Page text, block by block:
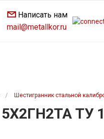
Написать нам
mail@metallkor.ru
/ Шестигранник стальной
ТУ